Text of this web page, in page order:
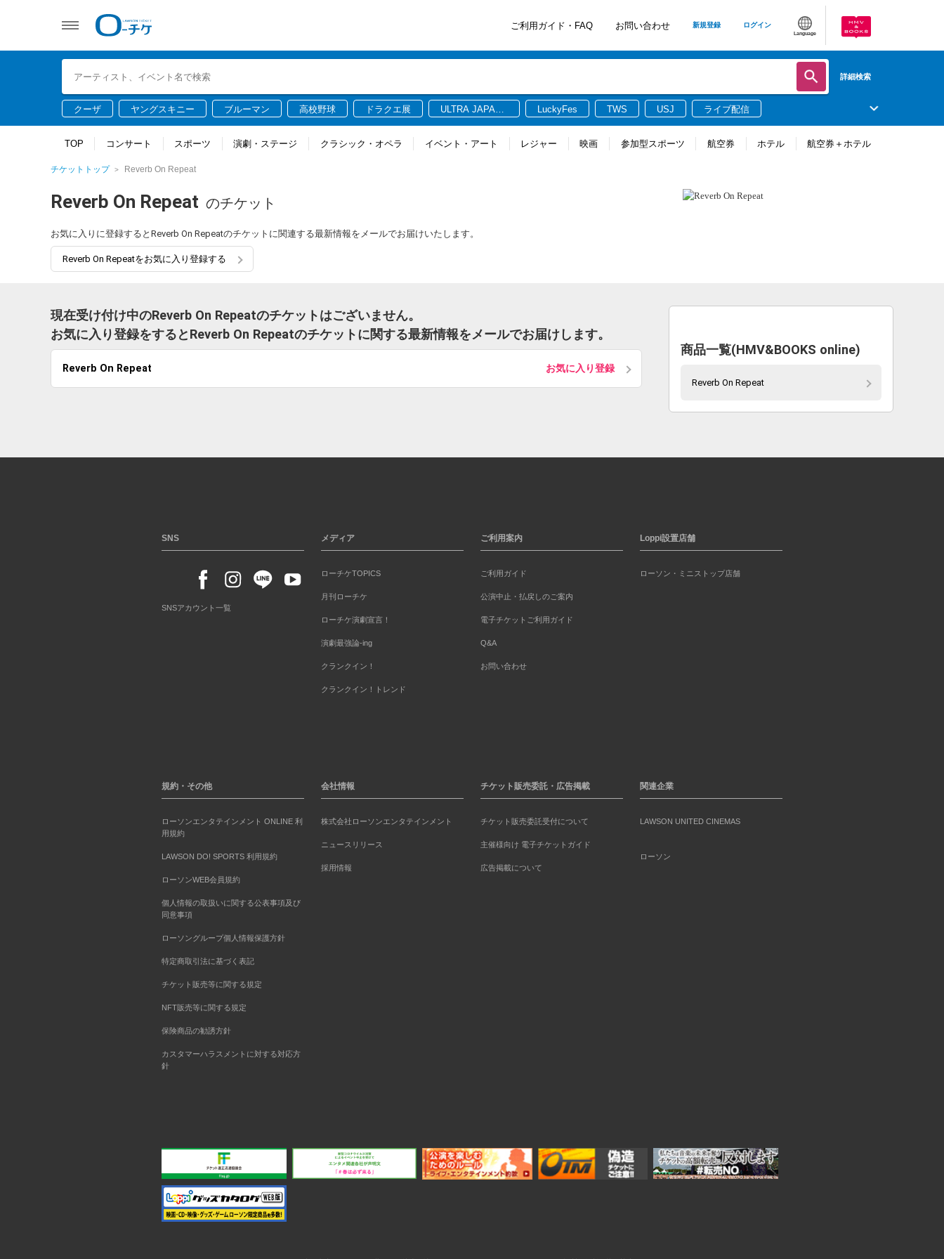
ご利用ガイド・FAQ お問い合わせ 新規登録 ログイン
Language
詳細検索
クーザ ヤングスキニー ブルーマン 高校野球 ドラクエ展
ULTRA JAPAN
LuckyFes TWS USJ ライブ配信
TOP コンサート スポーツ 演劇・ステージ クラシック・オペラ イベント・アート レジャー 映画 参加型スポーツ 航空券 ホテル 航空券＋ホテル
チケットトップ Reverb On Repeat
Reverb On Repeat のチケット
お気に入りに登録するとReverb On Repeatのチケットに関連する最新情報をメールでお届けいたします。
Reverb On Repeatをお気に入り登録する
現在受け付け中のReverb On Repeatのチケットはございません。
お気に入り登録をするとReverb On Repeatのチケットに関する最新情報をメールでお届けします。
Reverb On Repeat お気に入り登録
商品一覧(HMV&BOOKS online)
Reverb On Repeat
SNS
SNSアカウント一覧
メディア
ローチケTOPICS
月刊ローチケ
ローチケ演劇宣言！
演劇最強論-ing
クランクイン！
クランクイン！トレンド
ご利用案内
ご利用ガイド
公演中止・払戻しのご案内
電子チケットご利用ガイド
Q&A
お問い合わせ
Loppi設置店舗
ローソン・ミニストップ店舗
規約・その他
ローソンエンタテインメント ONLINE 利
用規約
LAWSON DO! SPORTS 利用規約
ローソンWEB会員規約
個人情報の取扱いに関する公表事項及び
同意事項
ローソングループ個人情報保護方針
特定商取引法に基づく表記
チケット販売等に関する規定
NFT販売等に関する規定
保険商品の勧誘方針
カスタマーハラスメントに対する対応方
針
会社情報
株式会社ローソンエンタテインメント
ニュースリリース
採用情報
チケット販売委託・広告掲載
チケット販売委託受付について
主催様向け 電子チケットガイド
広告掲載について
関連企業
LAWSON UNITED CINEMAS
ローソン